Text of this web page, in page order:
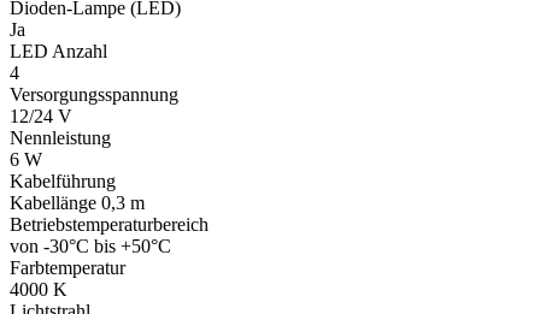
Dioden-Lampe (LED)
Ja
LED Anzahl
4
Versorgungsspannung
12/24 V
Nennleistung
6 W
Kabelführung
Kabellänge 0,3 m
Betriebstemperaturbereich
von -30°C bis +50°C
Farbtemperatur
4000 K